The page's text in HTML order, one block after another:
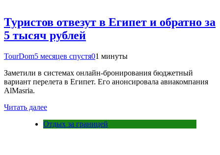
Туристов отвезут в Египет и обратно за
5 тысяч рублей
TourDom5 месяцев спустя01 минуты
Заметили в системах онлайн-бронирования бюджетный
вариант перелета в Египет. Его анонсировала авиакомпания
AlMasria.
Читать далее
Отдых за границей